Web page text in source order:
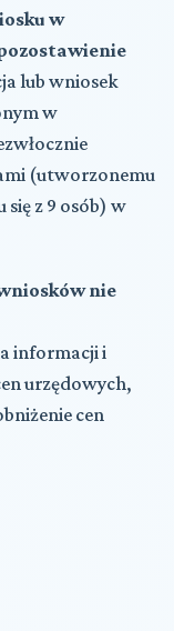
w
lub wniosek
w
(utworzonemu
się z 9 osób) w
nie
informacji i
urzędowych,
cen